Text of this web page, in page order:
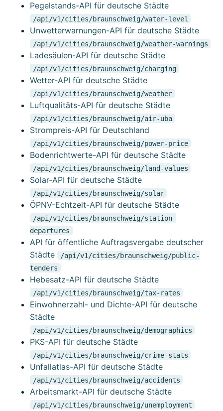
Pegelstands-API für deutsche Städte
/api/v1/cities/braunschweig/water-level
Unwetterwarnungen-API für deutsche Städte
/api/v1/cities/braunschweig/weather-warnings
Ladesäulen-API für deutsche Städte
/api/v1/cities/braunschweig/charging
Wetter-API für deutsche Städte
/api/v1/cities/braunschweig/weather
Luftqualitäts-API für deutsche Städte
/api/v1/cities/braunschweig/air-uba
Strompreis-API für Deutschland
/api/v1/cities/braunschweig/power-price
Bodenrichtwerte-API für deutsche Städte
/api/v1/cities/braunschweig/land-values
Solar-API für deutsche Städte
/api/v1/cities/braunschweig/solar
ÖPNV-Echtzeit-API für deutsche Städte
/api/v1/cities/braunschweig/station-
departures
API für öffentliche Auftragsvergabe deutscher
Städte
/api/v1/cities/braunschweig/public-
tenders
Hebesatz-API für deutsche Städte
/api/v1/cities/braunschweig/tax-rates
Einwohnerzahl- und Dichte-API für deutsche
Städte
/api/v1/cities/braunschweig/demographics
PKS-API für deutsche Städte
/api/v1/cities/braunschweig/crime-stats
Unfallatlas-API für deutsche Städte
/api/v1/cities/braunschweig/accidents
Arbeitsmarkt-API für deutsche Städte
/api/v1/cities/braunschweig/unemployment